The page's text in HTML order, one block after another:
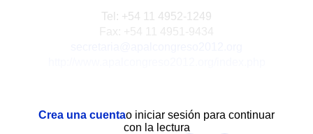
Tel: +54 11 4952-1249
Crea una cuentao iniciar sesión para continuar
con la lectura